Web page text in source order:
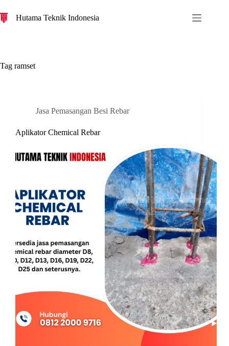
c
Hutama Teknik Indonesia
Tag ramset
Jasa Pemasangan Besi Rebar
Aplikator Chemical Rebar